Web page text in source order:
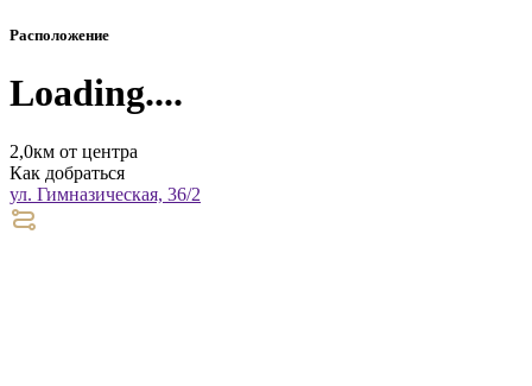
Расположение
Loading....
2,0км от центра
Как добраться
ул. Гимназическая, 36/2